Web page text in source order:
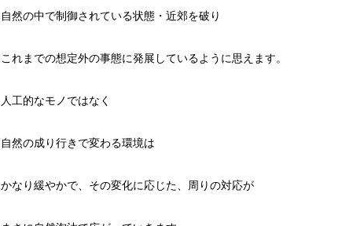
自然の中で制御されている状態・近郊を破り
これまでの想定外の事態に発展しているように思えます。
人工的なモノではなく
自然の成り行きで変わる環境は
かなり緩やかで、その変化に応じた、周りの対応が